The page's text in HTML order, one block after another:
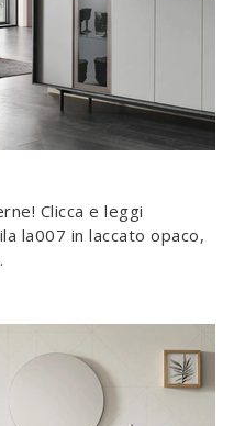
Clicca e leggi
la007 in laccato opaco,